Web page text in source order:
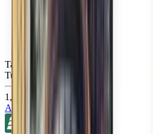
Tampa TPA
Tue, Sep 15
1,102 TL
Ara